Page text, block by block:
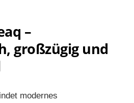
–
großzügig und
modernes